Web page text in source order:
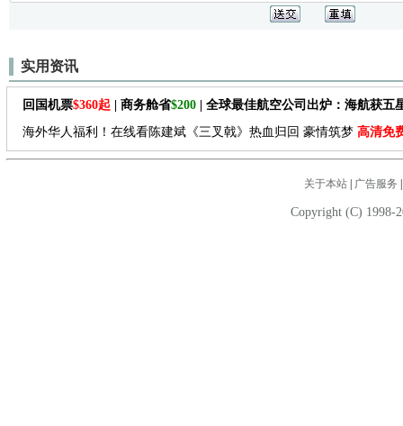
实用资讯
回国机票$360起 | 商务舱省$200 | 全球最佳航空公司出炉：海航获五
海外华人福利！在线看陈建斌《三叉戟》热血归回 豪情筑梦 高清免
关于本站| 广告服务
Copyright (C) 1998-